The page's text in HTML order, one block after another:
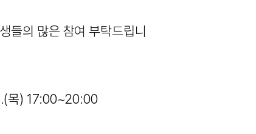
들의 많은 참여 부탁드립니
목) 17:00~20:00